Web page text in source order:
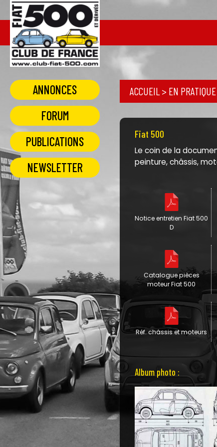
ANNONCES
FORUM
PUBLICATIONS
NEWSLETTER
ACCUEIL > EN PRATIQUE
Fiat 500
Le coin de la
peinture, châssis,
Notice entretien Fiat 500
D
Catalogue pièces
moteur Fiat 500
Réf. châssis et moteurs
Album photo :